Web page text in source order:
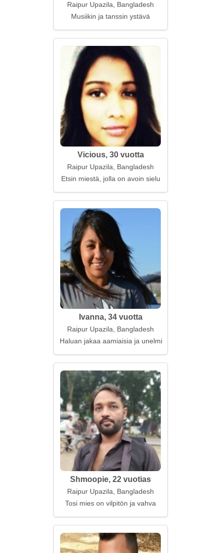
Raipur Upazila, Bangladesh
Musiikin ja tanssin ystävä
Vicious, 30 vuotta
Raipur Upazila, Bangladesh
Etsin miestä, jolla on avoin sielu
Ivanna, 34 vuotta
Raipur Upazila, Bangladesh
Haluan jakaa aamiaisia ja unelmia
Shmoopie, 22 vuotias
Raipur Upazila, Bangladesh
Tosi mies on vilpitön ja vahva